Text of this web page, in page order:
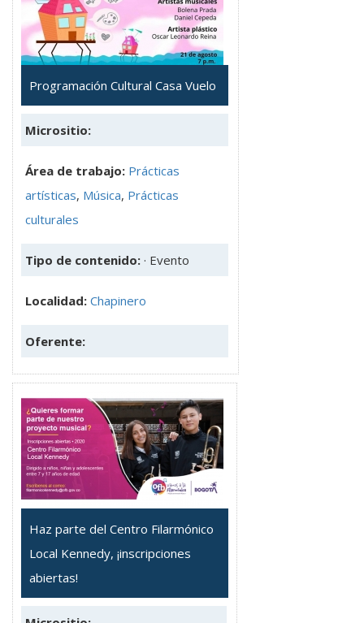
Programación Cultural Casa Vuelo
Micrositio:
Área de trabajo: Prácticas
artísticas, Música, Prácticas
culturales
Tipo de contenido: · Evento
Localidad: Chapinero
Oferente:
Haz parte del Centro Filarmónico
Local Kennedy, ¡inscripciones
abiertas!